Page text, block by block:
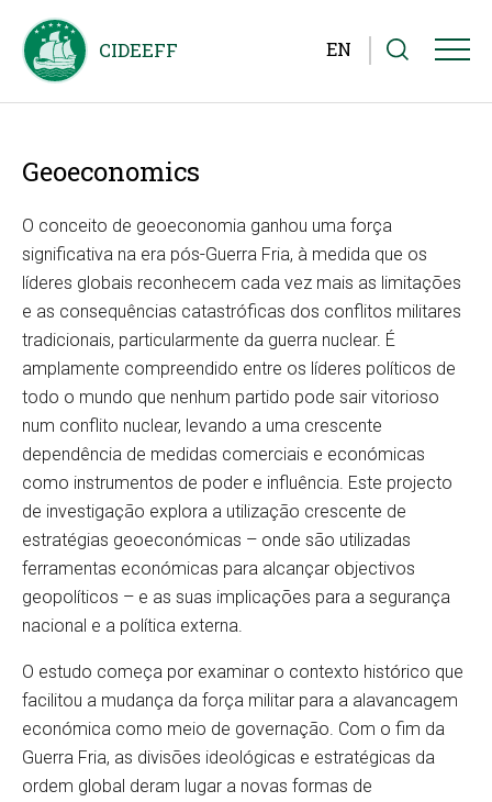
EN
Geoeconomics
O conceito de geoeconomia ganhou uma força
significativa na era pós-Guerra Fria, à medida que os
líderes globais reconhecem cada vez mais as limitações
e as consequências catastróficas dos conflitos militares
tradicionais, particularmente da guerra nuclear. É
amplamente compreendido entre os líderes políticos de
todo o mundo que nenhum partido pode sair vitorioso
num conflito nuclear, levando a uma crescente
dependência de medidas comerciais e económicas
como instrumentos de poder e influência. Este projecto
de investigação explora a utilização crescente de
estratégias geoeconómicas – onde são utilizadas
ferramentas económicas para alcançar objectivos
geopolíticos – e as suas implicações para a segurança
nacional e a política externa.
O estudo começa por examinar o contexto histórico que
facilitou a mudança da força militar para a alavancagem
económica como meio de governação. Com o fim da
Guerra Fria, as divisões ideológicas e estratégicas da
ordem global deram lugar a novas formas de